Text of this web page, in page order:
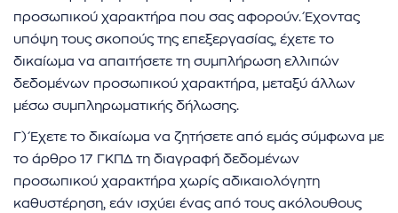
προσωπικού χαρακτήρα που σας αφορούν. Έχοντας
υπόψη τους σκοπούς της επεξεργασίας, έχετε το
δικαίωμα να απαιτήσετε τη συμπλήρωση ελλιπών
δεδομένων προσωπικού χαρακτήρα, μεταξύ άλλων
μέσω συμπληρωματικής δήλωσης.
Γ) Έχετε το δικαίωμα να ζητήσετε από εμάς σύμφωνα με
το άρθρο 17 ΓΚΠΔ τη διαγραφή δεδομένων
προσωπικού χαρακτήρα χωρίς αδικαιολόγητη
καθυστέρηση, εάν ισχύει ένας από τους ακόλουθους